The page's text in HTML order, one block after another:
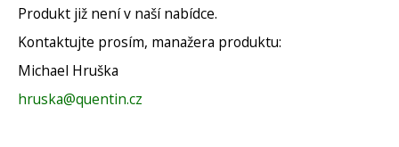
Produkt již není v naší nabídce.
Kontaktujte prosím, manažera produktu:
Michael Hruška
hruska@quentin.cz